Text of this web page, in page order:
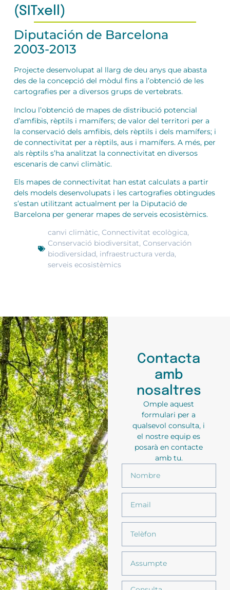
(SITxell)
Diputación de Barcelona
2003-2013
Projecte desenvolupat al llarg de deu anys que abasta
des de la concepció del mòdul fins a l’obtenció de les
cartografies per a diversos grups de vertebrats.
Inclou l’obtenció de mapes de distribució potencial
d’amfibis, rèptils i mamífers; de valor del territori per a
la conservació dels amfibis, dels rèptils i dels mamífers; i
de connectivitat per a rèptils, aus i mamífers. A més, per
als rèptils s’ha analitzat la connectivitat en diversos
escenaris de canvi climàtic.
Els mapes de connectivitat han estat calculats a partir
dels models desenvolupats i les cartografies obtingudes
s’estan utilitzant actualment per la Diputació de
Barcelona per generar mapes de serveis ecosistèmics.
canvi climàtic,Connectivitat ecològica,
Conservació biodiversitat,Conservación
biodiversidad, infraestructura verda,
serveis ecosistèmics
Contacta
amb
nosaltres
Omple aquest
formulari per a
qualsevol consulta, i
el nostre equip es
posarà en contacte
amb tu.